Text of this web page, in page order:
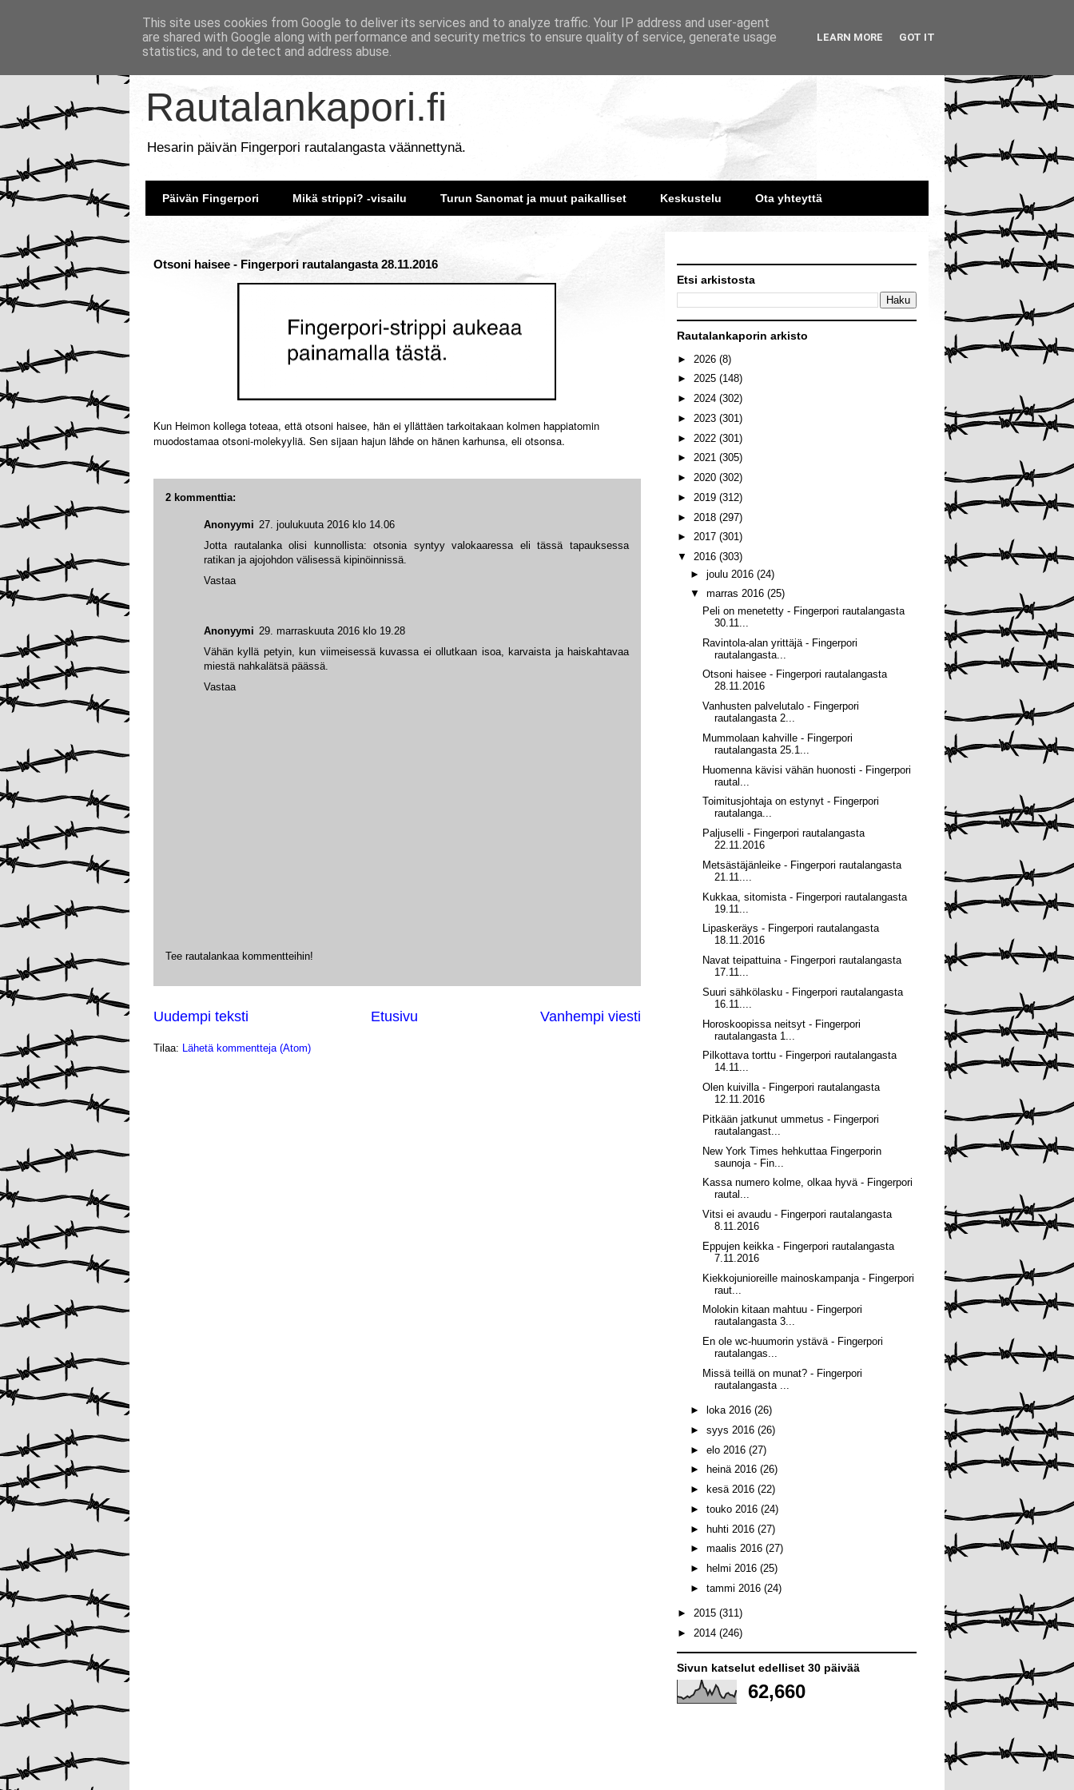
Rautalankapori.fi
Hesarin päivän Fingerpori rautalangasta väännettynä.
Päivän Fingerpori Mikä strippi? -visailu Turun Sanomat ja muut paikalliset Keskustelu Ota yhteyttä
Otsoni haisee - Fingerpori rautalangasta 28.11.2016
Kun Heimon kollega toteaa, että otsoni haisee, hän ei yllättäen tarkoitakaan kolmen happiatomin
muodostamaa otsoni-molekyyliä. Sen sijaan hajun lähde on hänen karhunsa, eli otsonsa.
2 kommenttia:
Anonyymi 29. marraskuuta 2016 klo 19.28
Vähän kyllä petyin, kun viimeisessä kuvassa ei ollutkaan isoa, karvaista ja haiskahtavaa
miestä nahkalätsä päässä.
Vastaa
Anonyymi 27. joulukuuta 2016 klo 14.06
Jotta rautalanka olisi kunnollista: otsonia syntyy valokaaressa eli tässä tapauksessa
ratikan ja ajojohdon välisessä kipinöinnissä.
Vastaa
Tee rautalankaa kommentteihin!
Uudempi teksti Vanhempi viesti
Etusivu
Tilaa: Lähetä kommentteja (Atom)
Etsi arkistosta
Rautalankaporin arkisto
► 2026 (8)
► 2025 (148)
► 2024 (302)
► 2023 (301)
► 2022 (301)
► 2021 (305)
► 2020 (302)
► 2019 (312)
► 2018 (297)
► 2017 (301)
▼ 2016 (303)
► joulu 2016 (24)
▼ marras 2016 (25)
Peli on menetetty - Fingerpori rautalangasta
30.11...
Ravintola-alan yrittäjä - Fingerpori
rautalangasta...
Otsoni haisee - Fingerpori rautalangasta
28.11.2016
Vanhusten palvelutalo - Fingerpori
rautalangasta 2...
Mummolaan kahville - Fingerpori
rautalangasta 25.1...
Huomenna kävisi vähän huonosti - Fingerpori
rautal...
Toimitusjohtaja on estynyt - Fingerpori
rautalanga...
Paljuselli - Fingerpori rautalangasta
22.11.2016
Metsästäjänleike - Fingerpori rautalangasta
21.11....
Kukkaa, sitomista - Fingerpori rautalangasta
19.11...
Lipaskeräys - Fingerpori rautalangasta
18.11.2016
Navat teipattuina - Fingerpori rautalangasta
17.11...
Suuri sähkölasku - Fingerpori rautalangasta
16.11....
Horoskoopissa neitsyt - Fingerpori
rautalangasta 1...
Pilkottava torttu - Fingerpori rautalangasta
14.11...
Olen kuivilla - Fingerpori rautalangasta
12.11.2016
Pitkään jatkunut ummetus - Fingerpori
rautalangast...
New York Times hehkuttaa Fingerporin
saunoja - Fin...
Kassa numero kolme, olkaa hyvä - Fingerpori
rautal...
Vitsi ei avaudu - Fingerpori rautalangasta
8.11.2016
Eppujen keikka - Fingerpori rautalangasta
7.11.2016
Kiekkojunioreille mainoskampanja - Fingerpori
raut...
Molokin kitaan mahtuu - Fingerpori
rautalangasta 3...
En ole wc-huumorin ystävä - Fingerpori
rautalangas...
Missä teillä on munat? - Fingerpori
rautalangasta ...
► loka 2016 (26)
► syys 2016 (26)
► elo 2016 (27)
►
heinä 2016 (26)
►
kesä 2016 (22)
► touko 2016 (24)
► huhti 2016 (27)
► maalis 2016 (27)
►
helmi 2016 (25)
► tammi 2016 (24)
► 2015 (311)
► 2014 (246)
Sivun katselut edelliset 30 päivää
62,660
This site uses cookies from Google to deliver its services and to analyze traffic. Your IP address and user-agent
are shared with Google along with performance and security metrics to ensure quality of service, generate usage
statistics, and to detect and address abuse.
LEARN MORE GOT IT